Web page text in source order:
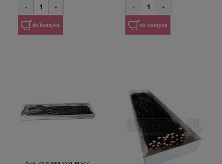
- 1 +
do koszyka
- 1 +
do koszyka